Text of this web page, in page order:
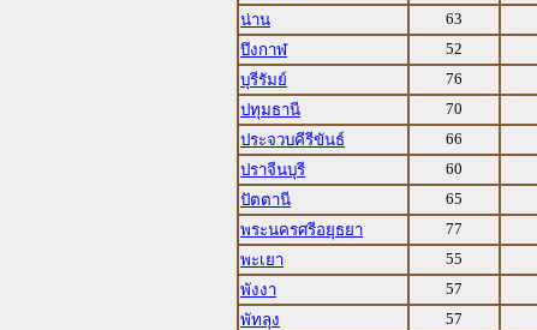
น่าน
63
บึงกาฬ
52
บุรีรัมย์
76
ปทุมธานี
70
ประจวบคีรีขันธ์
66
ปราจีนบุรี
60
ปัตตานี
65
พระนครศรีอยุธยา
77
พะเยา
55
พังงา
57
พัทลุง
57